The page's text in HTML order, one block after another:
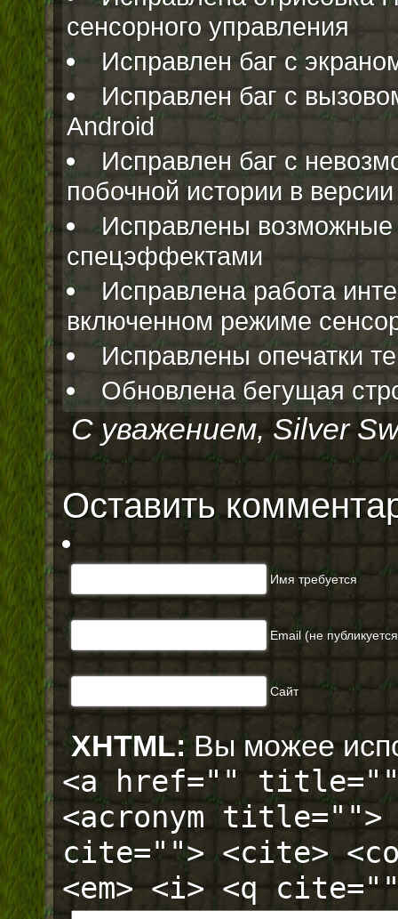
сенсорного управления
Исправлен баг с
Исправлен баг с
Android
Исправлен баг с
побочной истории в
Исправлены
спецэффектами
Исправлена работа
включенном режиме
Исправлены опечатки
Обновлена бегущая
С уважением, Silver
Оставить
Имя требуется
Email (не
Сайт
XHTML:Вы можее
<a href=""
<acronym title="">
cite=""> <cite>
<em> <i> <q